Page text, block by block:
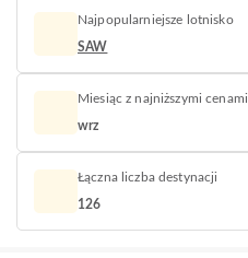
Najpopularniejsze lotnisko
SAW
Miesiąc z najniższymi cenami
wrz
Łączna liczba destynacji
126